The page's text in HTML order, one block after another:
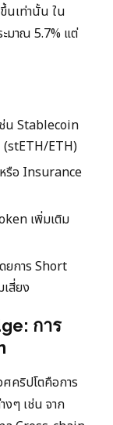
นเท่านั้น ใน
มาณ 5.7% แต่
น Stablecoin
(stETH/ETH)
รือ Insurance
เพิ่มเติม
ยการ Short
สี่ยง
การ
คริปโตคือการ
ๆ เช่น จาก